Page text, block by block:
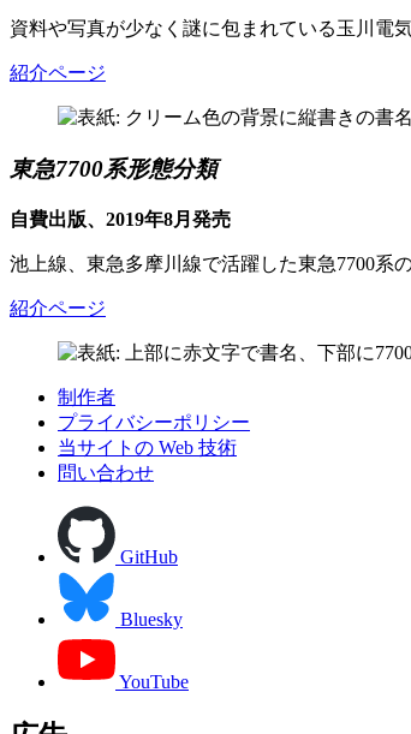
資料や写真が少なく謎に包まれている玉川電
紹介ページ
東急7700系形態分類
自費出版、2019年8月発売
池上線、東急多摩川線で活躍した東急7700系
紹介ページ
制作者
プライバシーポリシー
当サイトの Web 技術
問い合わせ
GitHub
Bluesky
YouTube